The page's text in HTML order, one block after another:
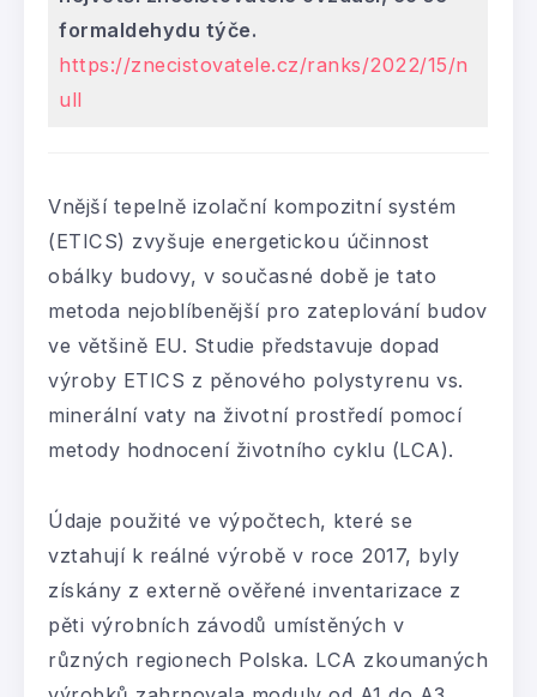
formaldehydu týče.
https://znecistovatele.cz/ranks/2022/15/n
ull
Vnější tepelně izolační kompozitní systém
(ETICS) zvyšuje energetickou účinnost
obálky budovy, v současné době je tato
metoda nejoblíbenější pro zateplování budov
ve většině EU. Studie představuje dopad
výroby ETICS z pěnového polystyrenu vs.
minerální vaty na životní prostředí pomocí
metody hodnocení životního cyklu (LCA).
Údaje použité ve výpočtech, které se
vztahují k reálné výrobě v roce 2017, byly
získány z externě ověřené inventarizace z
pěti výrobních závodů umístěných v
různých regionech Polska. LCA zkoumaných